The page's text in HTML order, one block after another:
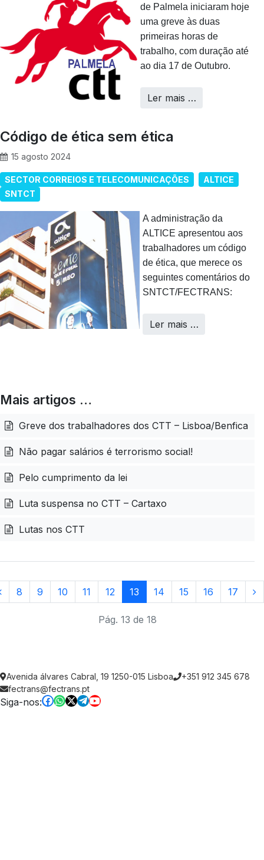
de Palmela iniciaram hoje
uma greve às duas
primeiras horas de
trabalho, com duração até
ao dia 17 de Outubro.
Ler mais …
Código de ética sem ética
15 agosto 2024
SECTOR CORREIOS E TELECOMUNICAÇÕES
ALTICE
SNTCT
A administração da
ALTICE apresentou aos
trabalhadores um código
de ética, que merece os
seguintes comentários do
SNTCT/FECTRANS:
Ler mais …
Mais artigos …
Greve dos trabalhadores dos CTT – Lisboa/Benfica
Não pagar salários é terrorismo social!
Pelo cumprimento da lei
Luta suspensa no CTT – Cartaxo
Lutas nos CTT
8 9 10 11 12 13 14 15 16 17
Pág. 13 de 18
Avenida álvares Cabral, 19 1250-015 Lisboa
+351 912 345 678
fectrans@fectrans.pt
Siga-nos: